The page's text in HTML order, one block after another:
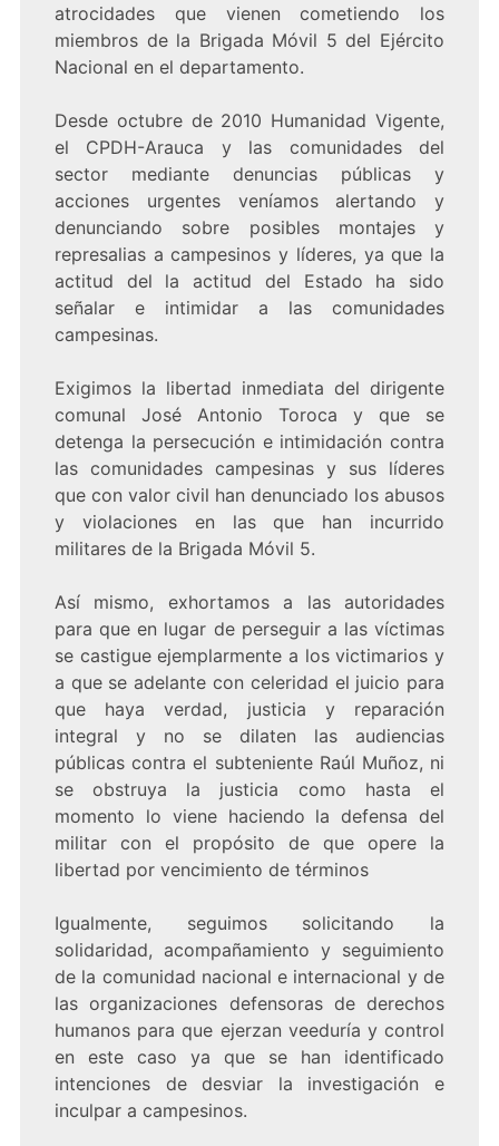
atrocidades que vienen cometiendo los
miembros de la Brigada Móvil 5 del Ejército
Nacional en el departamento.
Desde octubre de 2010 Humanidad Vigente,
el CPDH-Arauca y las comunidades del
sector mediante denuncias públicas y
acciones urgentes veníamos alertando y
denunciando sobre posibles montajes y
represalias a campesinos y líderes, ya que la
actitud del la actitud del Estado ha sido
señalar e intimidar a las comunidades
campesinas.
Exigimos la libertad inmediata del dirigente
comunal José Antonio Toroca y que se
detenga la persecución e intimidación contra
las comunidades campesinas y sus líderes
que con valor civil han denunciado los abusos
y violaciones en las que han incurrido
militares de la Brigada Móvil 5.
Así mismo, exhortamos a las autoridades
para que en lugar de perseguir a las víctimas
se castigue ejemplarmente a los victimarios y
a que se adelante con celeridad el juicio para
que haya verdad, justicia y reparación
integral y no se dilaten las audiencias
públicas contra el subteniente Raúl Muñoz, ni
se obstruya la justicia como hasta el
momento lo viene haciendo la defensa del
militar con el propósito de que opere la
libertad por vencimiento de términos
Igualmente, seguimos solicitando la
solidaridad, acompañamiento y seguimiento
de la comunidad nacional e internacional y de
las organizaciones defensoras de derechos
humanos para que ejerzan veeduría y control
en este caso ya que se han identificado
intenciones de desviar la investigación e
inculpar a campesinos.